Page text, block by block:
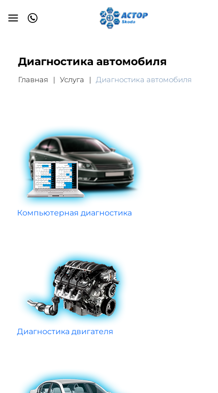
Диагностика автомобиля
Главная Услуга Диагностика автомобиля
Компьютерная диагностика
Диагностика двигателя